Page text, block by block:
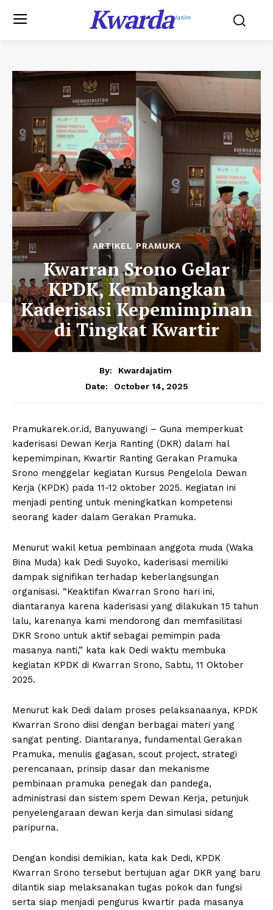
KwardaJatim
ARTIKEL PRAMUKA
Kwarran Srono Gelar
KPDK, Kembangkan
Kaderisasi Kepemimpinan
di Tingkat Kwartir
By:
Kwardajatim
Date:
October 14, 2025
Pramukarek.or.id, Banyuwangi – Guna memperkuat
kaderisasi Dewan Kerja Ranting (DKR) dalam hal
kepemimpinan, Kwartir Ranting Gerakan Pramuka
Srono menggelar kegiatan Kursus Pengelola Dewan
Kerja (KPDK) pada 11-12 oktober 2025. Kegiatan ini
menjadi penting untuk meningkatkan kompetensi
seorang kader dalam Gerakan Pramuka.
Menurut wakil ketua pembinaan anggota muda (Waka
Bina Muda) kak Dedi Suyoko, kaderisasi memiliki
dampak signifikan terhadap keberlangsungan
organisasi. “Keaktifan Kwarran Srono hari ini,
diantaranya karena kaderisasi yang dilakukan 15 tahun
lalu, karenanya kami mendorong dan memfasilitasi
DKR Srono untuk aktif sebagai pemimpin pada
masanya nanti,” kata kak Dedi waktu membuka
kegiatan KPDK di Kwarran Srono, Sabtu, 11 Oktober
2025.
Menurut kak Dedi dalam proses pelaksanaanya, KPDK
Kwarran Srono diisi dengan berbagai materi yang
sangat penting. Diantaranya, fundamental Gerakan
Pramuka, menulis gagasan, scout project, strategi
perencanaan, prinsip dasar dan mekanisme
pembinaan pramuka penegak dan pandega,
administrasi dan sistem spem Dewan Kerja, petunjuk
penyelengaraan dewan kerja dan simulasi sidang
paripurna.
Dengan kondisi demikian, kata kak Dedi, KPDK
Kwarran Srono tersebut bertujuan agar DKR yang baru
dilantik siap melaksanakan tugas pokok dan fungsi
serta siap menjadi pengurus kwartir pada masanya